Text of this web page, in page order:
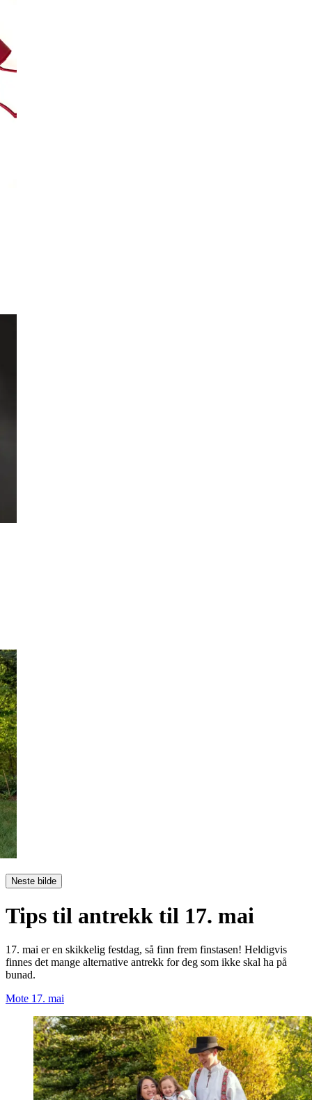
Neste bilde
Tips til antrekk til 17. mai
17. mai er en skikkelig festdag, så finn frem finstasen! Heldigvis
finnes det mange alternative antrekk for deg som ikke skal ha på
bunad.
Mote 17. mai